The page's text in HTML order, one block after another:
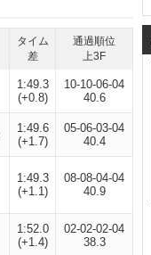
タイム
差
通過順位
上3F
1:49.3
(+0.8)
10-10-06-04
40.6
1:49.6
(+1.7)
05-06-03-04
40.4
1:49.3
(+1.1)
08-08-04-04
40.9
1:52.0
(+1.4)
02-02-02-04
38.3